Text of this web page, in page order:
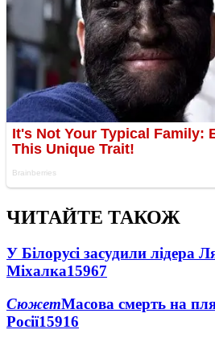
ЧИТАЙТЕ ТАКОЖ
У Білорусі засудили лідера
Міхалка15967
СюжетМасова смерть на
Росії15916